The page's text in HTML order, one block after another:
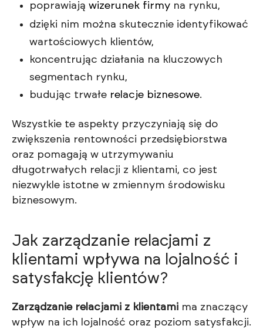
poprawiają wizerunek firmy na rynku,
dzięki nim można skutecznie identyfikować
wartościowych klientów,
koncentrując działania na kluczowych
segmentach rynku,
budując trwałe relacje biznesowe.
Wszystkie te aspekty przyczyniają się do
zwiększenia rentowności przedsiębiorstwa
oraz pomagają w utrzymywaniu
długotrwałych relacji z klientami, co jest
niezwykle istotne w zmiennym środowisku
biznesowym.
Jak zarządzanie relacjami z
klientami wpływa na lojalność i
satysfakcję klientów?
Zarządzanie relacjami z klientami ma znaczący
wpływ na ich lojalność oraz poziom satysfakcji.